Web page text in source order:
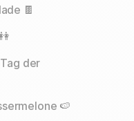
🍫
der
🍉